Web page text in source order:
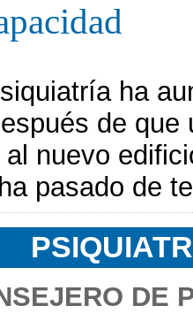
ha
de
nuevo
pasado de
DE